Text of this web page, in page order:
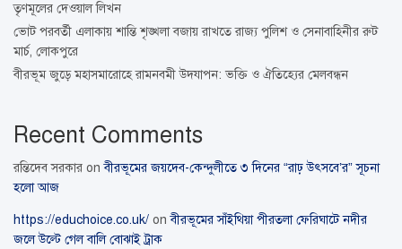
তৃণমূলের দেওয়াল লিখন
ভোট পরবর্তী এলাকায় শান্তি শৃঙ্খলা বজায় রাখতে রাজ্য পুলিশ ও সেনাবাহিনীর রুট
মার্চ, লোকপুরে
বীরভূম জুড়ে মহাসমারোহে রামনবমী উদযাপন: ভক্তি ও ঐতিহ্যের মেলবন্ধন
Recent Comments
রন্তিদেব সরকার onবীরভূমের জয়দেব-কেন্দুলীতে ৩ দিনের “রাঢ় উৎসবে’র” সূচনা
হলো আজ
https://educhoice.co.uk/ onবীরভূমের সাঁইথিয়া পীরতলা ফেরিঘাটে নদীর
জলে উল্টে গেল বালি বোঝাই ট্রাক